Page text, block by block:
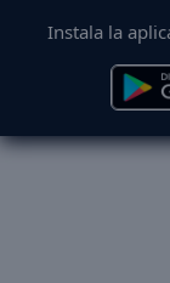
Instala la